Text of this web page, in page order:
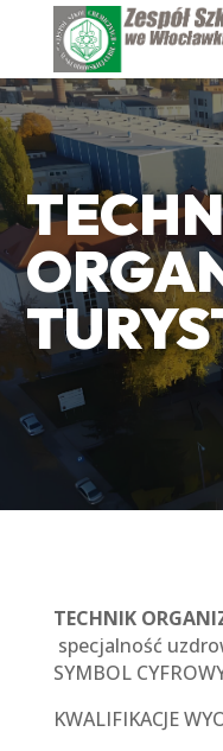
TECHNIK
specjalność
SYMBOL
KWALIFIKACJE